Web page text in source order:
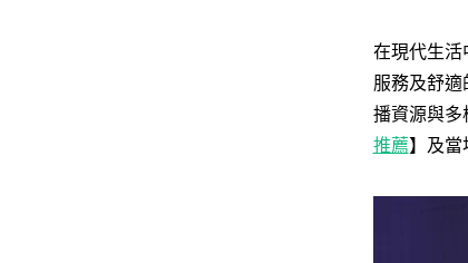
在現代生
服務及舒
播資源與
推薦】及當